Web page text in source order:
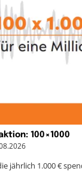
100×1000
jährlich 1.000 €